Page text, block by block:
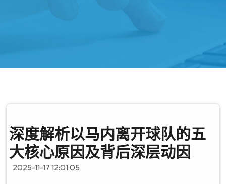
深度解析以马内离开球队的五
大核心原因及背后深层动因
2025-11-17 12:01:05